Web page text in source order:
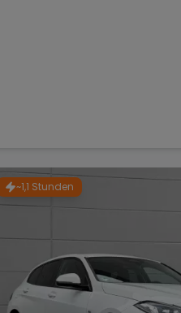
~1,1 Stunden